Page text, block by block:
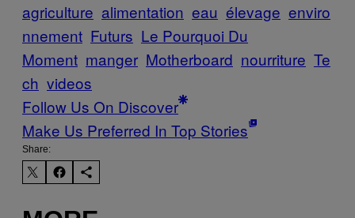
agriculture alimentation eau élevage enviro
nnement Futurs Le Pourquoi Du
Moment manger Motherboard nourriture Te
ch videos
Follow Us On Discover
Make Us Preferred In Top Stories
Share: